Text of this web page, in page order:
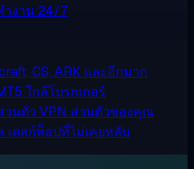
ำงาน 24/7
CS, ARK และอีกมาก
ใกล้โบรกเกอร์
วนตัว VPN ส่วนตัวของคุณ
เดสก์ท็อปที่ไม่เคยหลับ